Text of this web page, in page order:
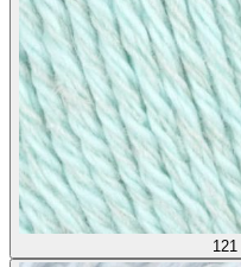
121